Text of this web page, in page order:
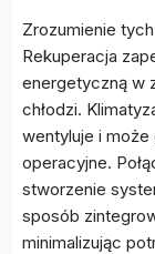
Zrozumienie
Rekuperacja
energetyczną w
chłodzi.
wentyluje i
operacyjne.
stworzenie
sposób
minimalizując